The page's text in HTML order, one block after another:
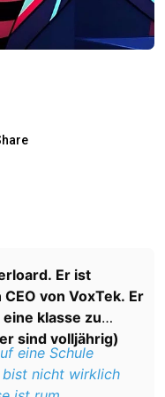
Er ist
von VoxTek. Er
klasse zu
sind volljährig)
eine Schule
bist nicht wirklich